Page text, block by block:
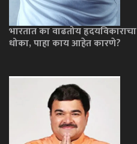
भारतात का वाढतोय हृदयविकाराचा
धोका, पाहा काय आहेत कारणे?